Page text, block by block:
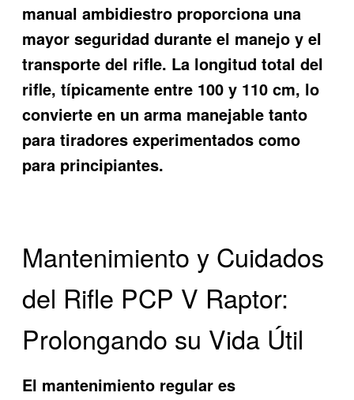
manual ambidiestro proporciona una
mayor seguridad durante el manejo y el
transporte del rifle. La longitud total del
rifle, típicamente entre 100 y 110 cm, lo
convierte en un arma manejable tanto
para tiradores experimentados como
para principiantes.
Mantenimiento y Cuidados
del Rifle PCP V Raptor:
Prolongando su Vida Útil
El mantenimiento regular es